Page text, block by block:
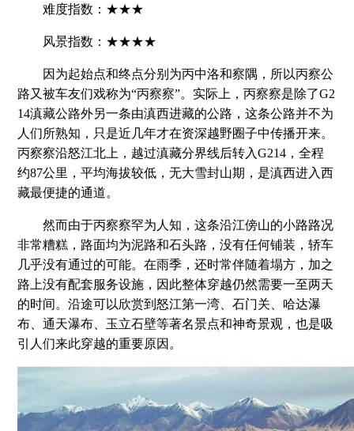
难度指数：★★★
风景指数：★★★★
因为起始点和终点分别为丙中洛和察隅，所以丙察公
路又被车友们戏称为“丙察察”。实际上，丙察察是除了G2
14滇藏公路外另一条由滇西进藏的公路，这条公路并不为
人们所熟知，只是近几年才在资深越野圈子中传播开来。
丙察察沿怒江北上，越过滇藏分界线后转入G214，全程
约87公里，平均海拔较低，无大雪封山期，是滇西进入西
藏最便捷的通道。
然而由于丙察察罕为人知，这条沿江傍山的小路路况
非常糟糕，路面均为泥路和石头路，没有任何铺装，轿车
几乎没有通过的可能。在雨季，还时常伴随着塌方，加之
路上没有配套服务设施，因此整体穿越仍然需要一至两天
的时间。沿途可以欣赏到怒江第一湾、石门关、哈达瀑
布、通天瀑布、玉立石壁等著名景点和神奇景观，也是吸
引人们来此穿越的重要原因。